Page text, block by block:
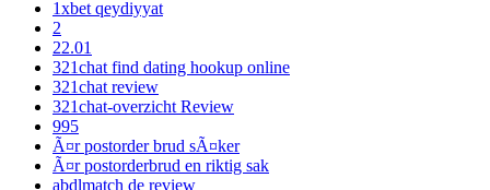
1xbet qeydiyyat
2
22.01
321chat find dating hookup online
321chat review
321chat-overzicht Review
995
Ã¤r postorder brud sÃ¤ker
Ã¤r postorderbrud en riktig sak
abdlmatch de review